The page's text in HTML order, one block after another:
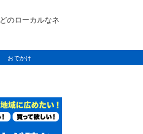
のローカルなネ
おでかけ